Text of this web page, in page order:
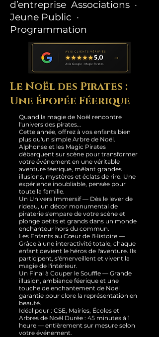
d’entreprise Associations ·
Jeune Public ·
Programmation
Le Noël des Pirates :
Une Épopée Féerique
Quand la magie de Noël rencontre
l'univers des pirates…
Cette année, offrez à vos enfants bien
plus qu'un simple Arbre de Noël.
Alphonse et les Magic Pirates
débarquent sur scène pour transformer
votre événement en une véritable
aventure féerique, mêlant grandes
illusions, mystères et éclats de rire. Une
expérience inoubliable, pensée pour
toute la famille.
Un Univers Immersif — Dès le lever de
rideau, un décor monumental de
piraterie s'empare de votre scène et
plonge petits et grands dans un monde
enchanteur hors du commun.
Les Enfants au Cœur de l'Histoire —
Grâce à une interactivité totale, chaque
enfant devient le héros de l'aventure. Ils
participent, s'émerveillent et vivent la
magie de l'intérieur.
Un Final à Couper le Souffle — Grande
illusion, ambiance féerique et une
touche de enchantement de Noël
garantie pour clore la représentation en
beauté.
Idéal pour : CSE, Mairies, Écoles et
Arbres de Noël Durée : 45 minutes à 1
heure — entièrement sur mesure selon
votre événement.